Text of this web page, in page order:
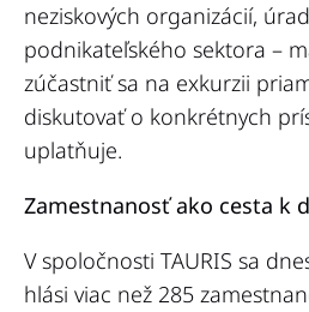
neziskových organizácií,
podnikateľského sektora –
zúčastniť sa na exkurzii
diskutovať o konkrétnych
uplatňuje.
Zamestnanosť ako cesta k
V spoločnosti TAURIS sa
hlási viac než 285